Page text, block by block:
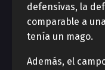
defensivas, la
comparable a
tenía un mago.
Además, el